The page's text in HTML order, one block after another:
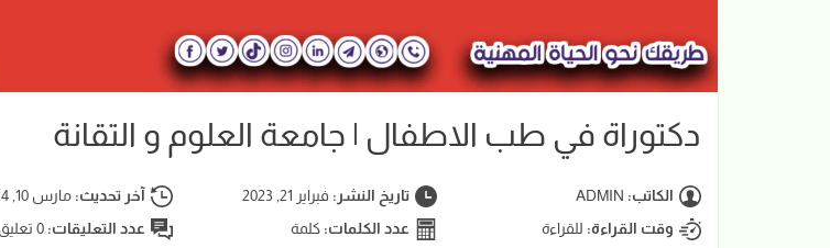
دكتوراة في طب الاطفال | جامعة العلوم و التقانة
الكاتب: ADMIN تاريخ النشر: فبراير 21, 2023 آخر تحديث:مارس 10, 2024
وقت القراءة: للقراءة عدد الكلمات: كلمة عدد التعليقات:0 تعليق